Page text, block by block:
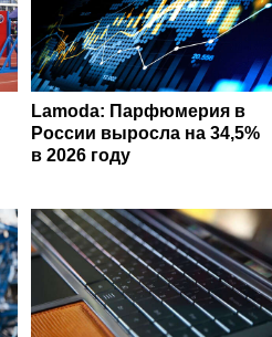
Lamoda: Парфюмерия в
России выросла на 34,5%
в 2026 году